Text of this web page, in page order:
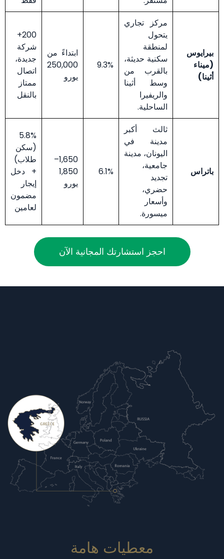
بيرايوس
(ميناء
أثينا)
مركز تجاري
يتحول
لمنطقة
سكنية حديثة،
بالقرب من
وسط أثينا
والريفيرا
الساحلية.
9.3%
ابتداءً من
250,000
يورو
200+
شركة
جديدة،
اتصال
ممتاز
بالنقل
باتراس
ثالث أكبر
مدينة في
اليونان، مدينة
جامعية،
تجديد
حضري،
وأسعار
ميسورة.
6.1%
1,650–
1,850
يورو
5.8%
(سكن
طلاب)
+ دخل
إيجار
مضمون
لعامين
احجز استشارتك المجانية الآن
معطيات هامة‎